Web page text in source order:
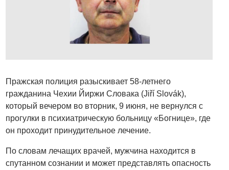
Пражская полиция разыскивает 58-летнего
гражданина Чехии Йиржи Словака (Jiří Slovák),
который вечером во вторник, 9 июня, не вернулся с
прогулки в психиатрическую больницу «Богнице», где
он проходит принудительное лечение.
По словам лечащих врачей, мужчина находится в
спутанном сознании и может представлять опасность